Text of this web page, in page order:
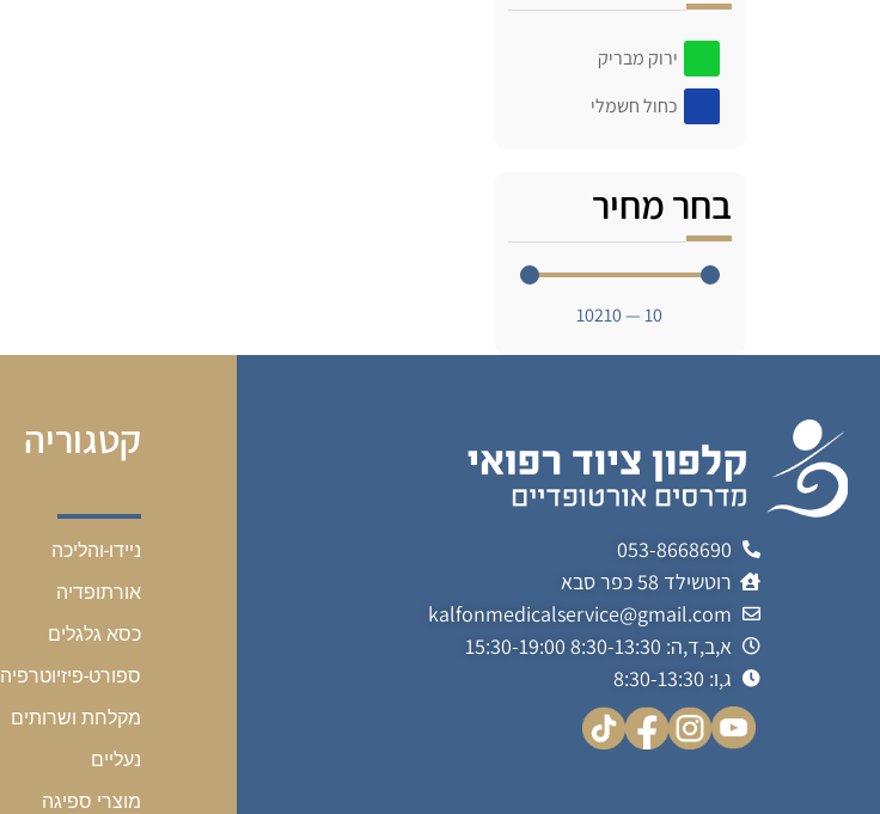
ירוק מבריק
כחול חשמלי
בחר מחיר
10
—
10210
053-8668690
רוטשילד 58 כפר סבא
kalfonmedicalservice@gmail.com
א,ב,ד,ה: 8:30-13:30 15:30-19:00
ג,ו: 8:30-13:30
קטגוריה
ניידו-והליכה
אורתופדיה
כסא גלגלים
ספורט-פיזיוטרפיה
מקלחת ושרותים
נעליים
מוצרי ספיגה